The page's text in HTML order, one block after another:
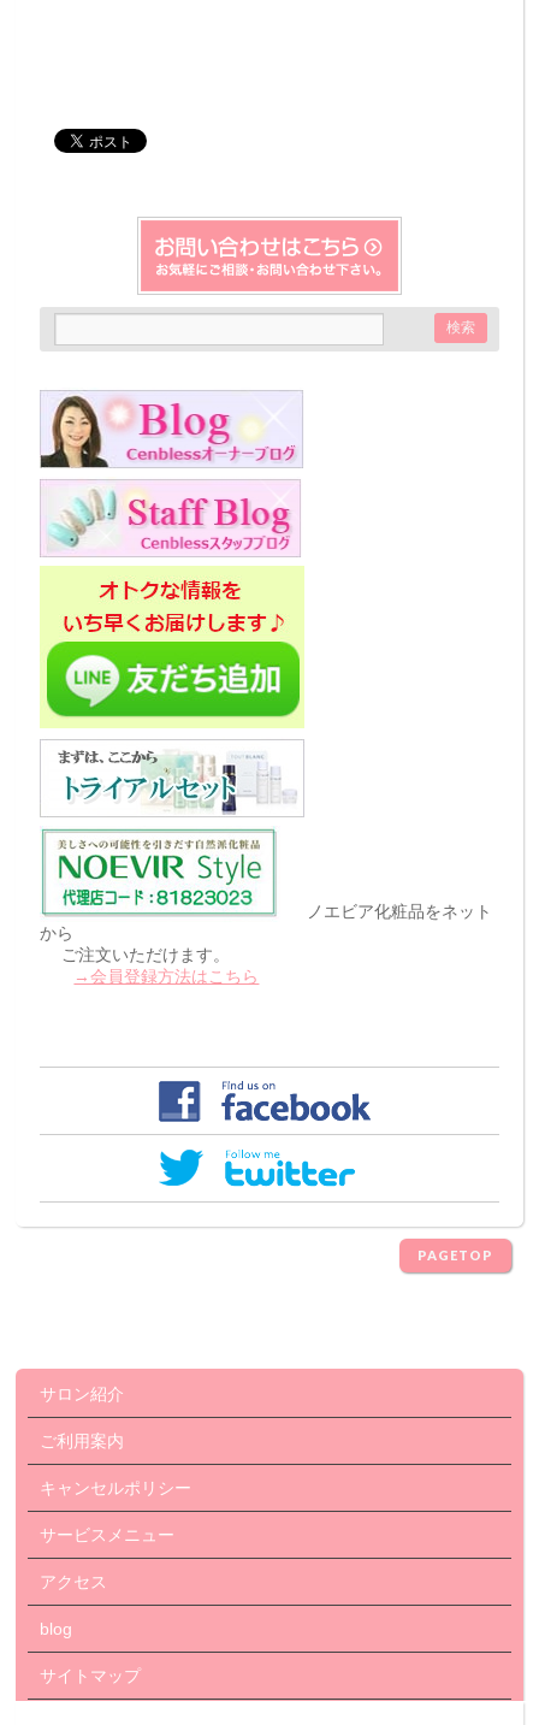
ノエビア化粧品をネット
から
ご注文いただけます。
→会員登録方法はこちら
PAGETOP
サロン紹介
ご利用案内
キャンセルポリシー
サービスメニュー
アクセス
blog
サイトマップ